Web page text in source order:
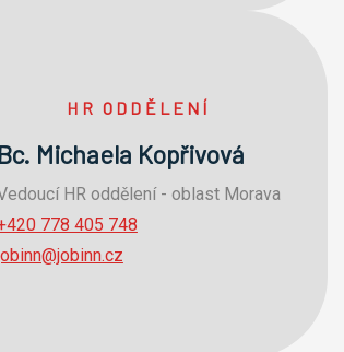
HR ODDĚLENÍ
Bc. Michaela Kopřivová
HR oddělení - oblast Morava
778 405 748